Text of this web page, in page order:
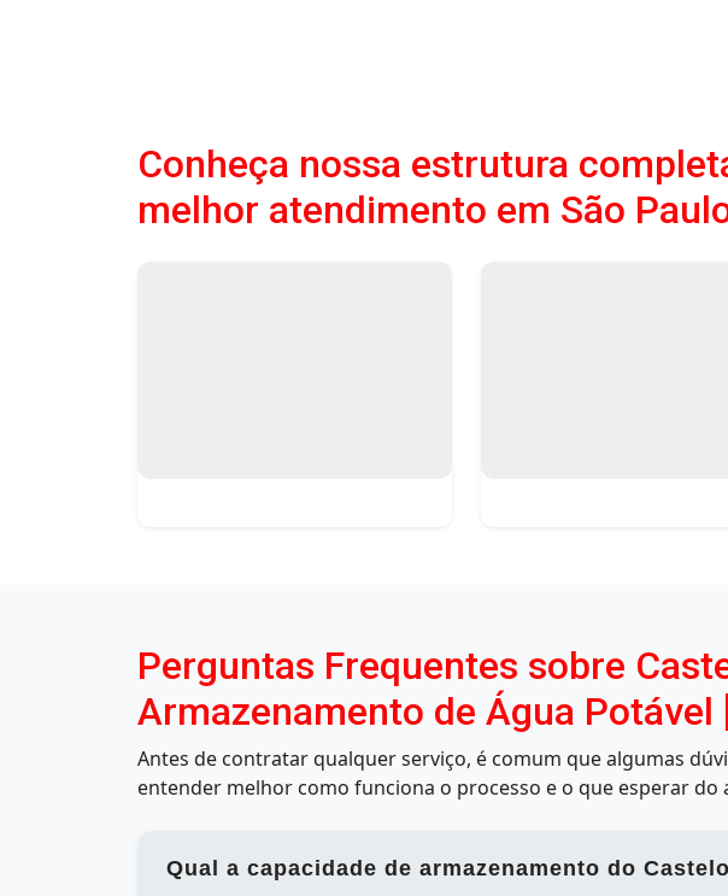
Conheça nossa estrutura
melhor atendimento em São
Perguntas Frequentes sobre
Armazenamento de Água
Antes de contratar qualquer serviço, é comum que algumas
entender melhor como funciona o processo e o que esperar do
Qual a capacidade de armazenamento do